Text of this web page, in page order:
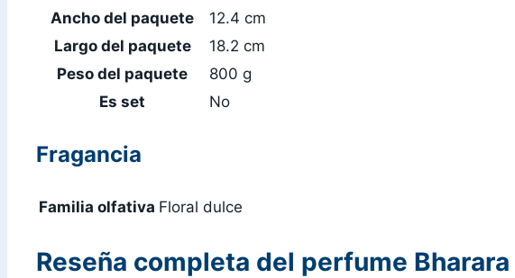
Ancho del paquete
12.4 cm
Largo del paquete
18.2 cm
Peso del paquete
800 g
Es set
No
Fragancia
Familia olfativa Floral dulce
Reseña completa del perfume